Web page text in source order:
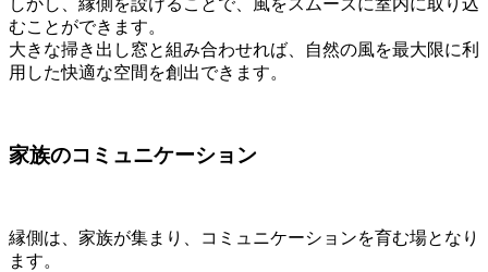
むことができます。
大きな掃き出し窓と組み合わせれば、自然の風を最大限に利
用した快適な空間を創出できます。
家族のコミュニケーション
縁側は、家族が集まり、コミュニケーションを育む場となり
ます。